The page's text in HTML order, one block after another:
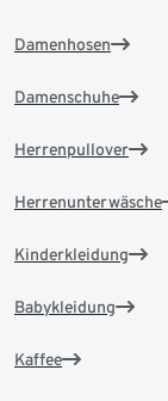
Damenhosen
Damenschuhe
Herrenpullover
Herrenunterwäsche
Kinderkleidung
Babykleidung
Kaffee